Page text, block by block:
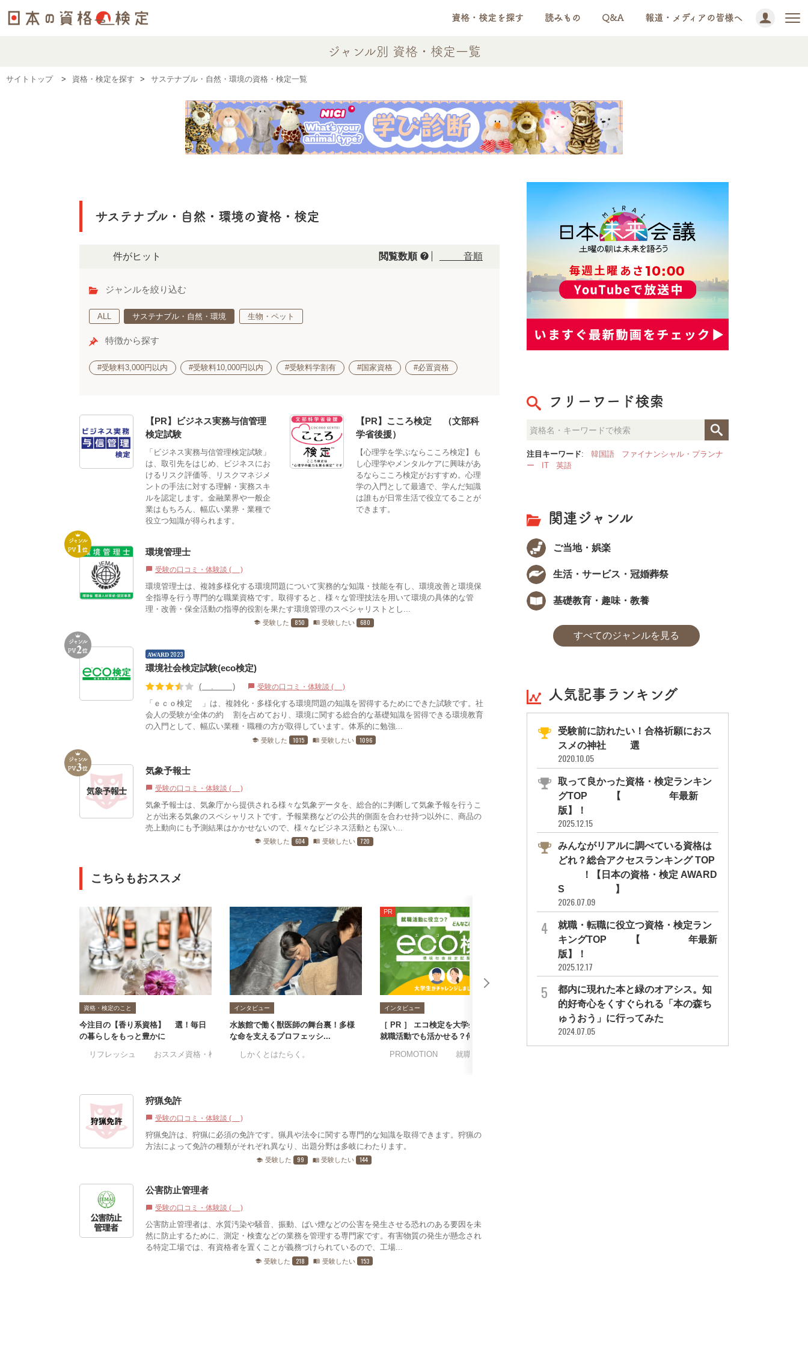
資格・検定を探す 読みもの Q&A 報道・メディアの皆様へ
ジャンル別 資格・検定一覧
サイトトップ 資格・検定を探す サステナブル・自然・環境の資格・検定一覧
サステナブル・自然・環境の資格・検定
38件がヒット 閲覧数順 help 50音順
ジャンルを絞り込む
ALL サステナブル・自然・環境 生物・ペット
特徴から探す
#受験料3,000円以内 #受験料10,000円以内 #受験料学割有 #国家資格 #必置資格
【PR】ビジネス実務与信管理
検定試験
「ビジネス実務与信管理検定試験」
は、取引先をはじめ、ビジネスにお
けるリスク評価等、リスクマネジメ
ントの手法に対する理解・実務スキ
ルを認定します。金融業界や一般企
業はもちろん、幅広い業界・業種で
役立つ知識が得られます。
【PR】こころ検定®（文部科
学省後援）
【心理学を学ぶならこころ検定】も
し心理学やメンタルケアに興味があ
るならこころ検定がおすすめ。心理
学の入門として最適で、学んだ知識
は誰もが日常生活で役立てることが
できます。
環境管理士
chat_bubble 受験の口コミ・体験談 (2)
環境管理士は、複雑多様化する環境問題について実務的な知識・技能を有し、環境改善と環境保
全指導を行う専門的な職業資格です。取得すると、様々な管理技法を用いて環境の具体的な管
理・改善・保全活動の指導的役割を果たす環境管理のスペシャリストとし...
school 受験した 850 menu_book 受験したい 680
AWARD 2023
環境社会検定試験(eco検定)®
(3.58) chat_bubble 受験の口コミ・体験談 (6)
「ｅｃｏ検定®」は、複雑化・多様化する環境問題の知識を習得するためにできた試験です。社
会人の受験が全体の約8割を占めており、環境に関する総合的な基礎知識を習得できる環境教育
の入門として、幅広い業種・職種の方が取得しています。体系的に勉強...
school 受験した 1015 menu_book 受験したい 1096
気象予報士
chat_bubble 受験の口コミ・体験談 (0)
気象予報士は、気象庁から提供される様々な気象データを、総合的に判断して気象予報を行うこ
とが出来る気象のスペシャリストです。予報業務などの公共的側面を合わせ持つ以外に、商品の
売上動向にも予測結果はかかせないので、様々なビジネス活動とも深い...
school 受験した 604 menu_book 受験したい 720
こちらもおススメ
資格・検定のこと
今注目の【香り系資格】3選！毎日
の暮らしをもっと豊かに
#リフレッシュ
#おススメ資格・検定 #アロマテラピー検定 #アロマ空間デザイン検定
インタビュー
水族館で働く獣医師の舞台裏！多様
な命を支えるプロフェッシ...
#しかくとはたらく。
PR
インタビュー
［ PR ］ エコ検定を大学生が受験！
就職活動でも活かせる？何を学べる...
#PROMOTION
#就職転職
インタビュー
気象予報士試験突破の道のりと、資
格を活かす働き方をお天気...
NEW
資格・検定のこと
狩猟免許
chat_bubble 受験の口コミ・体験談 (0)
狩猟免許は、狩猟に必須の免許です。猟具や法令に関する専門的な知識を取得できます。狩猟の
方法によって免許の種類がそれぞれ異なり、出題分野は多岐にわたります。
school 受験した 99 menu_book 受験したい 144
公害防止管理者
chat_bubble 受験の口コミ・体験談 (1)
公害防止管理者は、水質汚染や騒音、振動、ばい煙などの公害を発生させる恐れのある要因を未
然に防止するために、測定・検査などの業務を管理する専門家です。有害物質の発生が懸念され
る特定工場では、有資格者を置くことが義務づけられているので、工場...
school 受験した 218 menu_book 受験したい 153
フリーワード検索
注目キーワード: 韓国語
ファイナンシャル・プランナ
ー
IT 英語
関連ジャンル
ご当地・娯楽
生活・サービス・冠婚葬祭
基礎教育・趣味・教養
すべてのジャンルを見る
人気記事ランキング
受験前に訪れたい！合格祈願におス
スメの神社11選
2020.10.05
取って良かった資格・検定ランキン
グTOP10【2026年最新
版】！
2025.12.15
みんながリアルに調べている資格は
どれ？総合アクセスランキング TOP
10！【日本の資格・検定 AWARD
S 2026】
2026.07.09
就職・転職に役立つ資格・検定ラン
キングTOP30【2026年最新
版】！
2025.12.17
都内に現れた本と緑のオアシス。知
的好奇心をくすぐられる「本の森ち
ゅうおう」に行ってみた
2024.07.05